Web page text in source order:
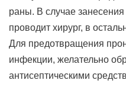
раны. В случае
проводит хирург, в
Для предотвращения
инфекции, желательно
антисептическими